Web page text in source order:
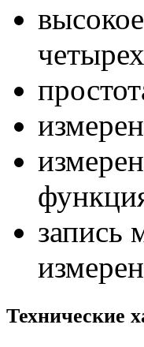
запись
Технические